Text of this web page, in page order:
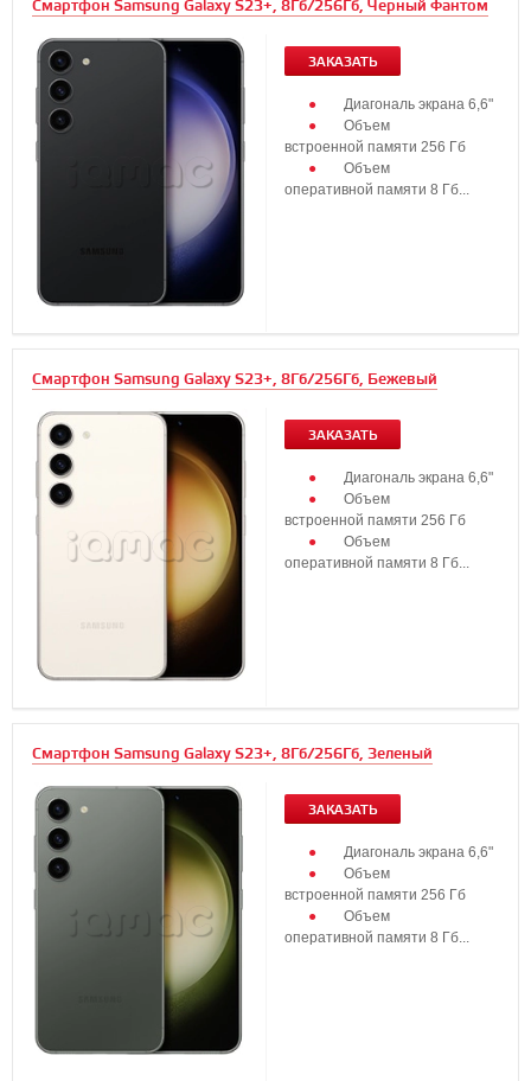
Смартфон Samsung Galaxy S23+, 8Гб/256Гб, Черный Фантом
ЗАКАЗАТЬ
Диагональ экрана 6,6"
Объем
встроенной памяти 256 Гб
Объем
оперативной памяти 8 Гб...
Смартфон Samsung Galaxy S23+, 8Гб/256Гб, Бежевый
ЗАКАЗАТЬ
Диагональ экрана 6,6"
Объем
встроенной памяти 256 Гб
Объем
оперативной памяти 8 Гб...
Смартфон Samsung Galaxy S23+, 8Гб/256Гб, Зеленый
ЗАКАЗАТЬ
Диагональ экрана 6,6"
Объем
встроенной памяти 256 Гб
Объем
оперативной памяти 8 Гб...